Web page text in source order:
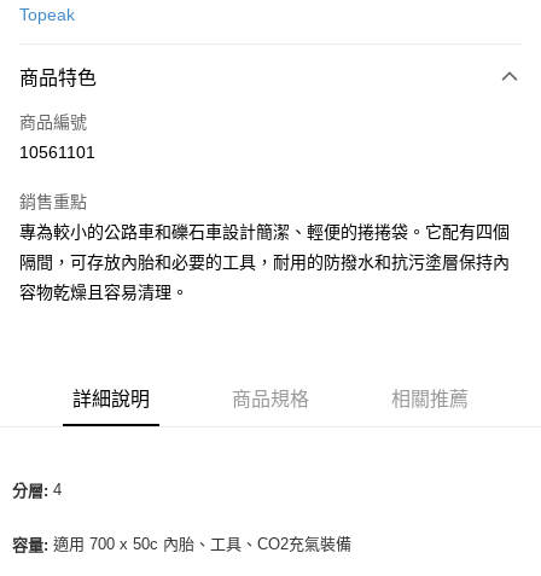
Apple Pay
ATM付款
全家取貨付款
每筆NT$90
付款後全家取貨
每筆NT$60，滿NT$10,000(含以上)免運費
每筆NT$60，滿NT$10,000(含以上)免運費
Topeak
商品特色
商品編號
10561101
銷售重點
專為較小的公路車和礫石車設計簡潔、輕便的捲捲袋。它配有四個
隔間，可存放內胎和必要的工具，耐用的防撥水和抗污塗層保持內
容物乾燥且容易清理。
詳細說明 商品規格 相關推薦
分層: 4
容量: 適用 700 x 50c 內胎、工具、CO2充氣裝備